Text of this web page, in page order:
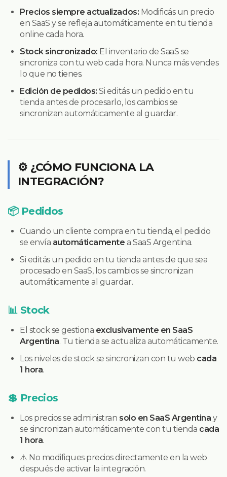
Precios siempre actualizados: Modificás un precio
en SaaS y se refleja automáticamente en tu tienda
online cada hora.
Stock sincronizado: El inventario de SaaS se
sincroniza con tu web cada hora. Nunca más vendes
lo que no tienes.
Edición de pedidos: Si editás un pedido en tu
tienda antes de procesarlo, los cambios se
sincronizan automáticamente al guardar.
⚙️ ¿CÓMO FUNCIONA LA
INTEGRACIÓN?
📦 Pedidos
Cuando un cliente compra en tu tienda, el pedido
se envía automáticamente a SaaS Argentina.
Si editás un pedido en tu tienda antes de que sea
procesado en SaaS, los cambios se sincronizan
automáticamente al guardar.
📊 Stock
El stock se gestiona exclusivamente en SaaS
Argentina. Tu tienda se actualiza automáticamente.
Los niveles de stock se sincronizan con tu web cada
1 hora.
💲 Precios
Los precios se administran solo en SaaS Argentina y
se sincronizan automáticamente con tu tienda cada
1 hora.
⚠️ No modifiques precios directamente en la web
después de activar la integración.